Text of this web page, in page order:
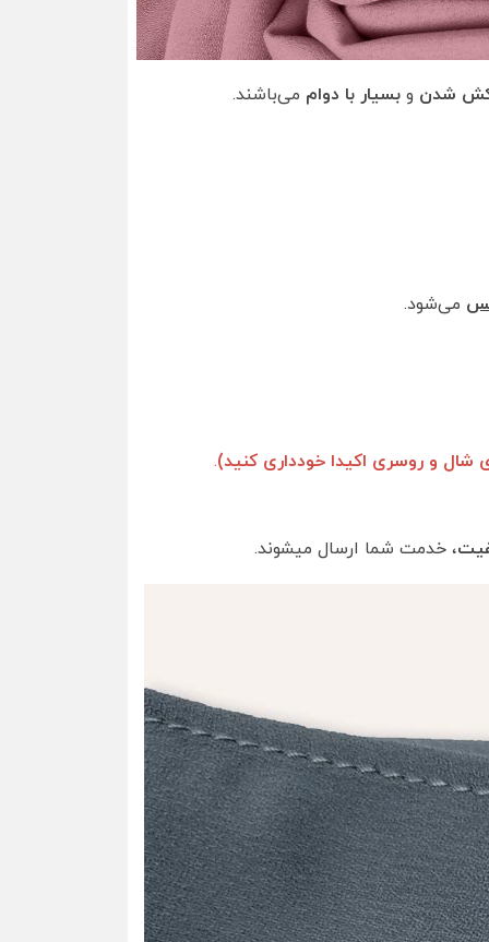
کش شدن و بسیار با دوام می‌باشند.
می‌شود.
شال و روسری اکیدا خودداری کنید).
، خدمت شما ارسال میشوند.